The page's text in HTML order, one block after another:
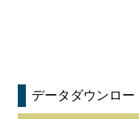
データダウンロー